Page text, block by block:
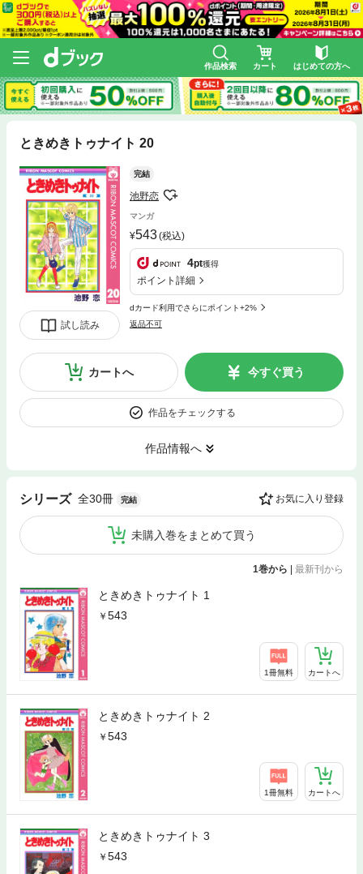
作品検索 カート はじめての方へ
ときめきトゥナイト 20
試し読み
完結
池野恋
マンガ
543(税込)
4pt獲得
ポイント詳細
dカード利用でさらにポイント+2%
返品不可
カートへ 今すぐ買う
作品をチェックする
作品情報へ
シリーズ 全30冊 完結 お気に入り登録
未購入巻をまとめて買う
1巻から 最新刊から
ときめきトゥナイト 1
543
1冊無料 カートへ
ときめきトゥナイト 2
543
1冊無料 カートへ
ときめきトゥナイト 3
543